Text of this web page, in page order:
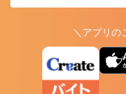
＼アプリの
ア